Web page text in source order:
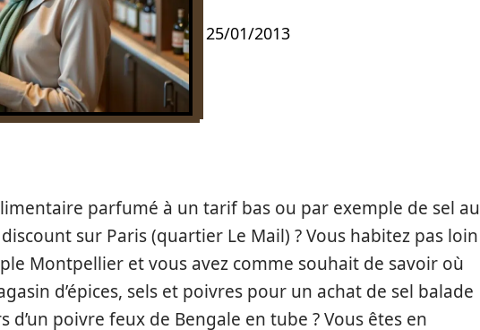
25/01/2013
parfumé à un tarif bas ou par exemple de sel au
sur Paris (quartier Le Mail) ? Vous habitez pas loin
Montpellier et vous avez comme souhait de savoir où
d’épices, sels et poivres pour un achat de sel balade
d’un poivre feux de Bengale en tube ? Vous êtes en